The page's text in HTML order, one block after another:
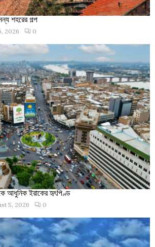
শহরের গল্প
2026 0
আধুনিক ইরাকের হৃৎপিণ্ড
5, 2026 0